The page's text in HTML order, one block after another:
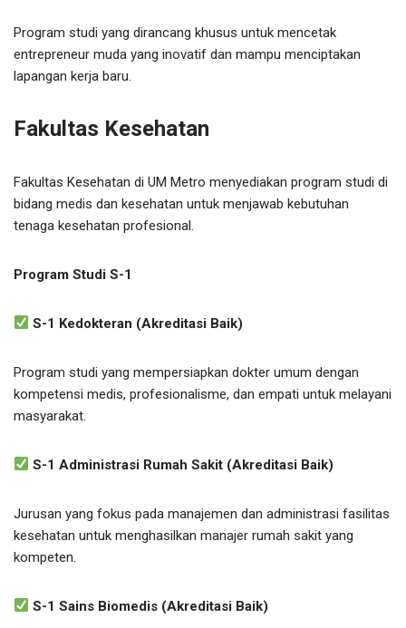
Program studi yang dirancang khusus untuk mencetak
entrepreneur muda yang inovatif dan mampu menciptakan
lapangan kerja baru.
Fakultas Kesehatan
Fakultas Kesehatan di UM Metro menyediakan program studi di
bidang medis dan kesehatan untuk menjawab kebutuhan
tenaga kesehatan profesional.
Program Studi S-1
S-1 Kedokteran (Akreditasi Baik)
Program studi yang mempersiapkan dokter umum dengan
kompetensi medis, profesionalisme, dan empati untuk melayani
masyarakat.
S-1 Administrasi Rumah Sakit (Akreditasi Baik)
Jurusan yang fokus pada manajemen dan administrasi fasilitas
kesehatan untuk menghasilkan manajer rumah sakit yang
kompeten.
S-1 Sains Biomedis (Akreditasi Baik)